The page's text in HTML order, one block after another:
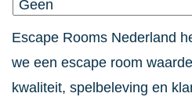
Escape Rooms Nederland
we een escape room
kwaliteit, spelbeleving en